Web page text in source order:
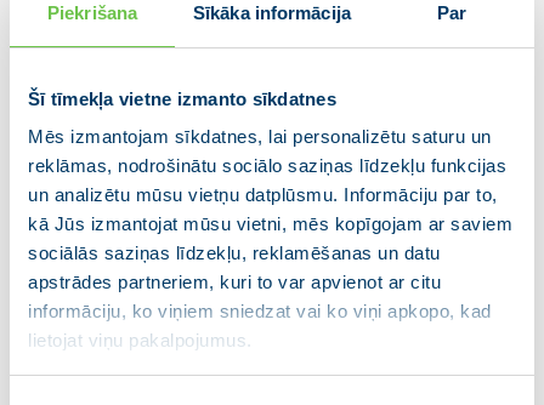
Piekrišana Sīkāka informācija Par
Šī tīmekļa vietne izmanto sīkdatnes
Mēs izmantojam sīkdatnes, lai personalizētu saturu un
reklāmas, nodrošinātu sociālo saziņas līdzekļu funkcijas
un analizētu mūsu vietņu datplūsmu. Informāciju par to,
kā Jūs izmantojat mūsu vietni, mēs kopīgojam ar saviem
sociālās saziņas līdzekļu, reklamēšanas un datu
apstrādes partneriem, kuri to var apvienot ar citu
informāciju, ko viņiem sniedzat vai ko viņi apkopo, kad
lietojat viņu pakalpojumus.
ieguldītie pūliņi Latvijas labā.”
Svinīgā Cildinājuma raksta pasniegšana
epidemioloģiskā situācija.